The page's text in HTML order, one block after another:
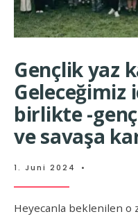
Gençlik yaz
Geleceğimiz
birlikte -
ve savaşa
1. Juni 2024 •
Heyecanla beklenilen o